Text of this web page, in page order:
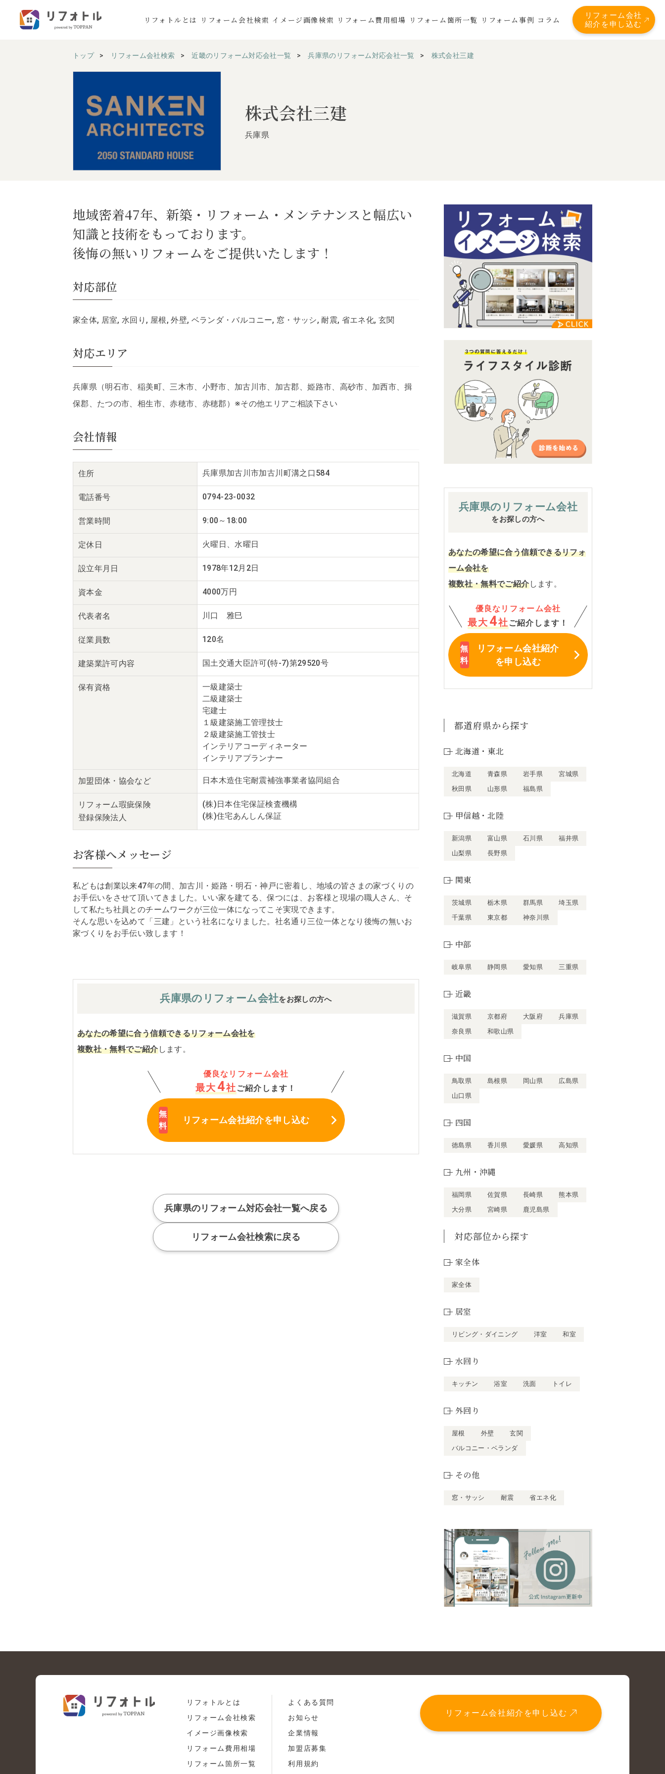
リフォトルとは リフォーム会社検索 イメージ画像検索 リフォーム費用相場 リフォーム箇所一覧 リフォーム事例 コラム
リフォーム会社
紹介を申し込む
トップ リフォーム会社検索 近畿のリフォーム対応会社一覧 兵庫県のリフォーム対応会社一覧 株式会社三建
株式会社三建
兵庫県
地域密着47年、新築・リフォーム・メンテナンスと幅広い
知識と技術をもっております。
後悔の無いリフォームをご提供いたします！
対応部位
家全体, 居室, 水回り, 屋根, 外壁, ベランダ・バルコニー, 窓・サッシ, 耐震, 省エネ化, 玄関
対応エリア
兵庫県（明石市、稲美町、三木市、小野市、加古川市、加古郡、姫路市、高砂市、加西市、揖
保郡、たつの市、相生市、赤穂市、赤穂郡）※その他エリアご相談下さい
会社情報
住所 兵庫県加古川市加古川町溝之口584
電話番号 0794-23-0032
営業時間 9:00～18:00
定休日 火曜日、水曜日
設立年月日 1978年12月2日
資本金 4000万円
代表者名 川口 雅巳
従業員数 120名
建築業許可内容 国土交通大臣許可(特-7)第29520号
保有資格
一級建築士
二級建築士
宅建士
１級建築施工管理技士
２級建築施工管技士
インテリアコーディネーター
インテリアプランナー
加盟団体・ 協会など 日本木造住宅耐震補強事業者協同組合
リフォーム瑕疵保険
登録保険法人
(株)日本住宅保証検査機構
(株)住宅あんしん保証
お客様へメッセージ
私どもは創業以来47年の間、加古川・姫路・明石・神戸に密着し、地域の皆さまの家づくりの
お手伝いをさせて頂いてきました。いい家を建てる、保つには、お客様と現場の職人さん、そ
して私たち社員とのチームワークが三位一体になってこそ実現できます。
そんな思いを込めて「三建」という社名になりました。社名通り三位一体となり後悔の無いお
家づくりをお手伝い致します！
兵庫県の リフォーム会社をお探しの方へ
あなたの希望に合う信頼できるリフォーム会社を
複数社・無料でご紹介します。
優良なリフォーム会社
最大 4社 ご紹介します！
リフォーム会社紹介を申し込む
兵庫県のリフォーム対応会社一覧へ戻る
リフォーム会社検索に戻る
兵庫県の リフォーム会社
をお探しの方へ
あなたの希望に合う信頼できるリフォ
ーム会社を
複数社・無料でご紹介します。
優良なリフォーム会社
最大 4社 ご紹介します！
リフォーム会社紹介
を申し込む
都道府県から探す
北海道・東北
北海道 青森県 岩手県
宮城県
秋田県
山形県 福島県
甲信越・北陸
新潟県 富山県 石川県
福井県
山梨県
長野県
関東
茨城県 栃木県 群馬県
埼玉県
千葉県
東京都 神奈川県
中部
岐阜県 静岡県 愛知県 三重県
近畿
滋賀県 京都府 大阪府
兵庫県
奈良県
和歌山県
中国
鳥取県 島根県 岡山県
広島県
山口県
四国
徳島県 香川県 愛媛県 高知県
九州・沖縄
福岡県 佐賀県 長崎県
熊本県
大分県
宮崎県 鹿児島県
対応部位から探す
家全体
家全体
居室
リビング・ダイニング 洋室 和室
水回り
キッチン 浴室 洗面 トイレ
外回り
屋根 外壁
玄関
バルコニー・ベランダ
その他
窓・サッシ 耐震 省エネ化
リフォトルとは
リフォーム会社検索
イメージ画像検索
リフォーム費用相場
リフォーム箇所一覧
よくある質問
お知らせ
企業情報
加盟店募集
利用規約
リフォーム会社紹介を申し込む